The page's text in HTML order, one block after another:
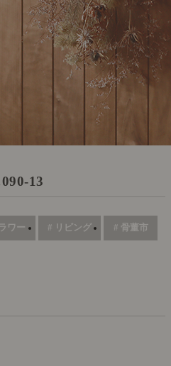
090-13
ワー # リビング # 骨董市